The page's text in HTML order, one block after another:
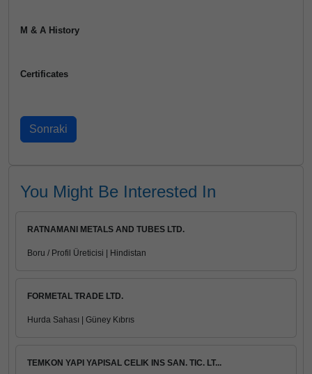
M & A History
Certificates
You Might Be Interested In
RATNAMANI METALS AND TUBES LTD.
Boru / Profil Üreticisi | Hindistan
FORMETAL TRADE LTD.
Hurda Sahası | Güney Kıbrıs
TEMKON YAPI YAPISAL CELIK INS SAN. TIC. LT...